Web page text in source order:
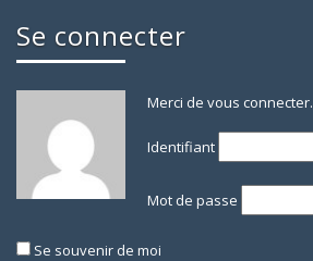
Se connecter
Merci de vous connecter.
Identifiant
Mot de passe
Se souvenir de moi